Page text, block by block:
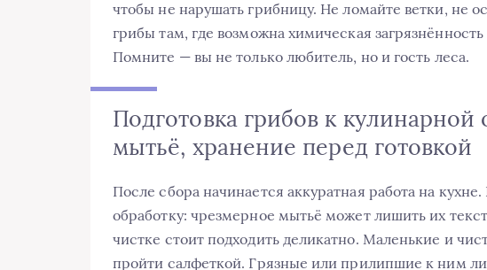
чтобы не нарушать грибницу. Не ломайте ветки, не
грибы там, где возможна химическая
Помните — вы не только любитель, но и гость леса.
Подготовка грибов к кулинарной
мытьё, хранение перед готовкой
После сбора начинается аккуратная работа на
обработку: чрезмерное мытьё может лишить их
чистке стоит подходить деликатно. Маленькие и
пройти салфеткой. Грязные или прилипшие к ним